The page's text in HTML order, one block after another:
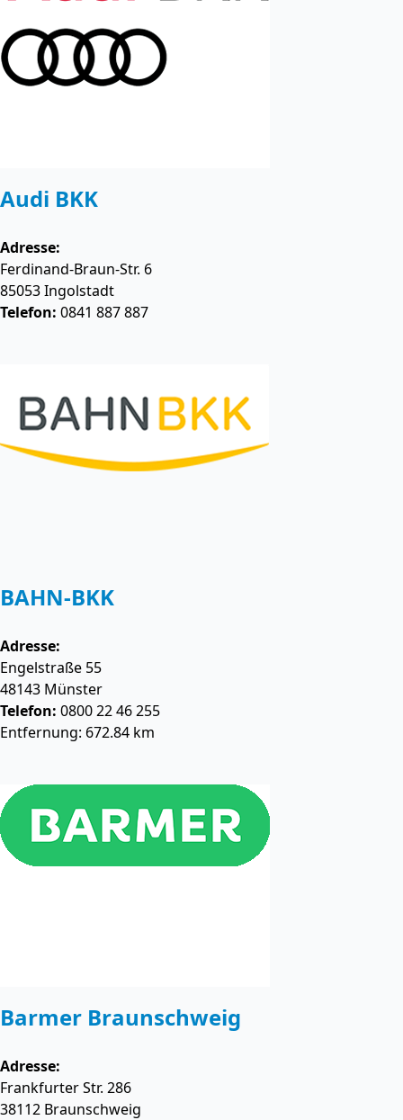
Audi BKK
Adresse:
Ferdinand-Braun-Str. 6
85053Ingolstadt
Telefon: 0841 887 887
BAHN-BKK
Adresse:
Engelstraße 55
48143 Münster
Telefon: 0800 22 46 255
Entfernung: 672.84 km
Barmer Braunschweig
Adresse:
Frankfurter Str. 286
38112 Braunschweig